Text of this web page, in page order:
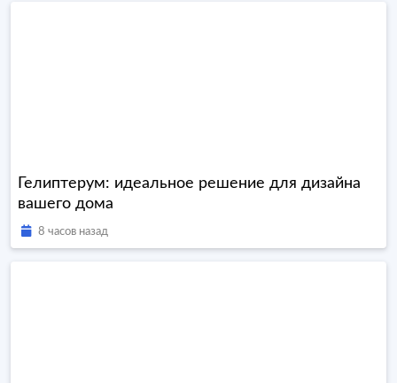
Гелиптерум: идеальное решение для дизайна
вашего дома
8 часов назад